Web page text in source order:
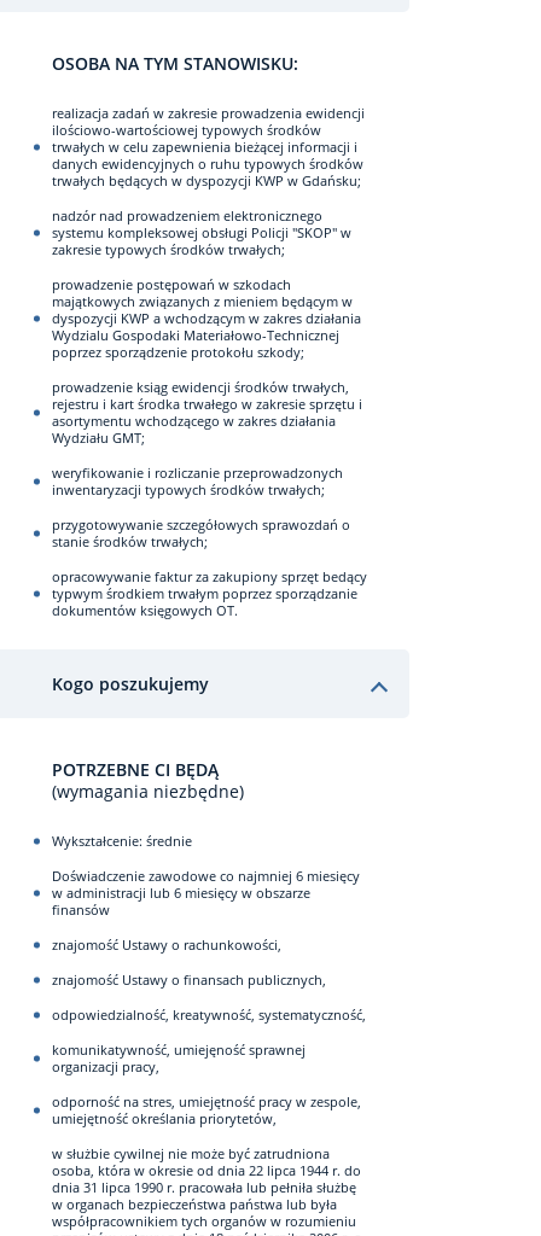
OSOBA NA TYM STANOWISKU:
realizacja zadań w zakresie prowadzenia ewidencji
ilościowo-wartościowej typowych środków
trwałych w celu zapewnienia bieżącej informacji i
danych ewidencyjnych o ruhu typowych środków
trwałych będących w dyspozycji KWP w Gdańsku;
nadzór nad prowadzeniem elektronicznego
systemu kompleksowej obsługi Policji "SKOP" w
zakresie typowych środków trwałych;
prowadzenie postępowań w szkodach
majątkowych związanych z mieniem będącym w
dyspozycji KWP a wchodzącym w zakres działania
Wydzialu Gospodaki Materiałowo-Technicznej
poprzez sporządzenie protokołu szkody;
prowadzenie ksiąg ewidencji środków trwałych,
rejestru i kart środka trwałego w zakresie sprzętu i
asortymentu wchodzącego w zakres działania
Wydziału GMT;
weryfikowanie i rozliczanie przeprowadzonych
inwentaryzacji typowych środków trwałych;
przygotowywanie szczegółowych sprawozdań o
stanie środków trwałych;
opracowywanie faktur za zakupiony sprzęt bedący
typwym środkiem trwałym poprzez sporządzanie
dokumentów księgowych OT.
Kogo poszukujemy
POTRZEBNE CI BĘDĄ
(wymagania niezbędne)
Wykształcenie: średnie
Doświadczenie zawodowe co najmniej 6 miesięcy
w administracji lub 6 miesięcy w obszarze
finansów
znajomość Ustawy o rachunkowości,
znajomość Ustawy o finansach publicznych,
odpowiedzialność, kreatywność, systematyczność,
komunikatywność, umiejęność sprawnej
organizacji pracy,
odporność na stres, umiejętność pracy w zespole,
umiejętność określania priorytetów,
w służbie cywilnej nie może być zatrudniona
osoba, która w okresie od dnia 22 lipca 1944 r. do
dnia 31 lipca 1990 r. pracowała lub pełniła służbę
w organach bezpieczeństwa państwa lub była
współpracownikiem tych organów w rozumieniu